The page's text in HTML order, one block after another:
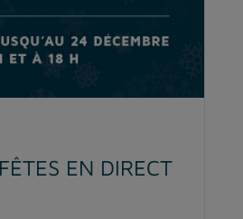
EN DIRECT